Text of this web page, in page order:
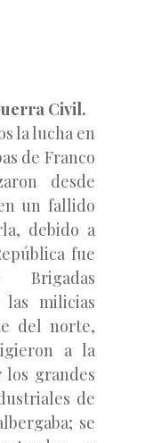
Civil.
la lucha en
de Franco
desde
un fallido
debido a
fue
milicias
del norte,
a la
los grandes
de
se